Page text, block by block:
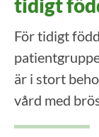
tidigt
För tidigt
är i stort
vård med